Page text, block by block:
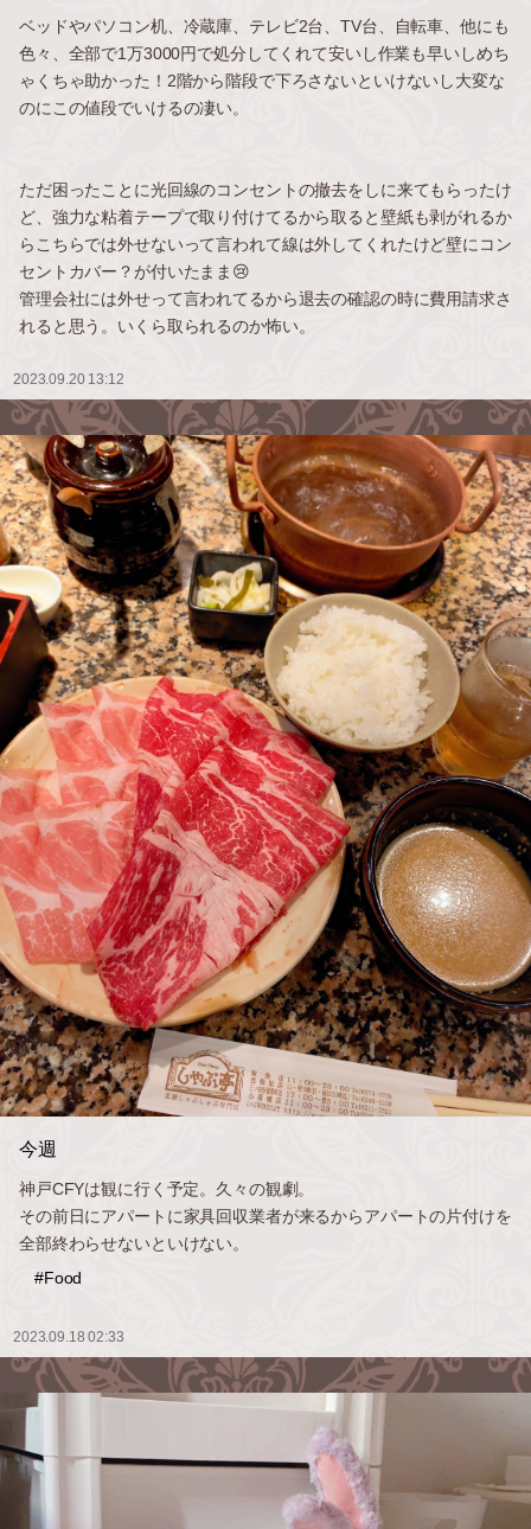
ベッドやパソコン机、冷蔵庫、テレビ2台、TV台、自転車、他にも
色々、全部で1万3000円で処分してくれて安いし作業も早いしめち
ゃくちゃ助かった！2階から階段で下ろさないといけないし大変な
のにこの値段でいけるの凄い。
ただ困ったことに光回線のコンセントの撤去をしに来てもらったけ
ど、強力な粘着テープで取り付けてるから取ると壁紙も剥がれるか
らこちらでは外せないって言われて線は外してくれたけど壁にコン
セントカバー？が付いたまま😢
管理会社には外せって言われてるから退去の確認の時に費用請求さ
れると思う。いくら取られるのか怖い。
2023.09.20 13:12
今週
神戸CFYは観に行く予定。久々の観劇。
その前日にアパートに家具回収業者が来るからアパートの片付けを
全部終わらせないといけない。
#Food
2023.09.18 02:33